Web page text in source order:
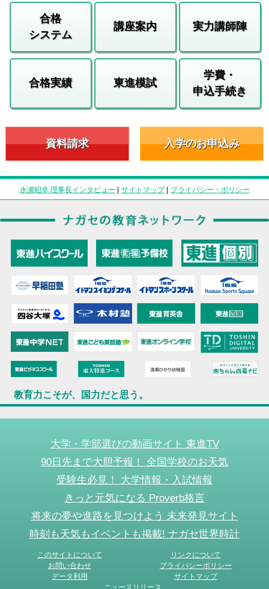
合格
システム
講座案内 実力講師陣
合格実績 東進模試
学費・
申込手続き
資料請求 入学のお申込み
永瀬昭幸 理事長インタビュー | サイトマップ| プライバシー・ポリシー
教育力こそが、国力だと思う。
大学・学部選びの動画サイト 東進TV
90日先まで大胆予報！ 全国学校のお天気
受験生必見！ 大学情報・入試情報
きっと元気になる Proverb格言
将来の夢や進路を見つけよう 未来発見サイト
時刻も天気もイベントも掲載! ナガセ世界時計
このサイトについて
リンクについて
お問い合わせ
プライバシーポリシー
データ利用
サイトマップ
ニュースリリース